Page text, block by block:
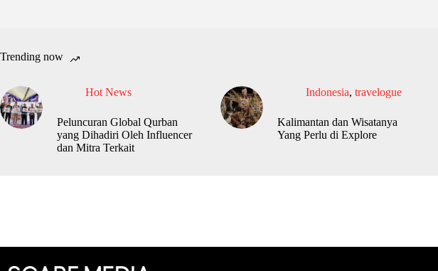
Trending now
Hot News
Peluncuran Global Qurban
yang Dihadiri Oleh Influencer
dan Mitra Terkait
Indonesia, travelogue
Kalimantan dan Wisatanya
Yang Perlu di Explore